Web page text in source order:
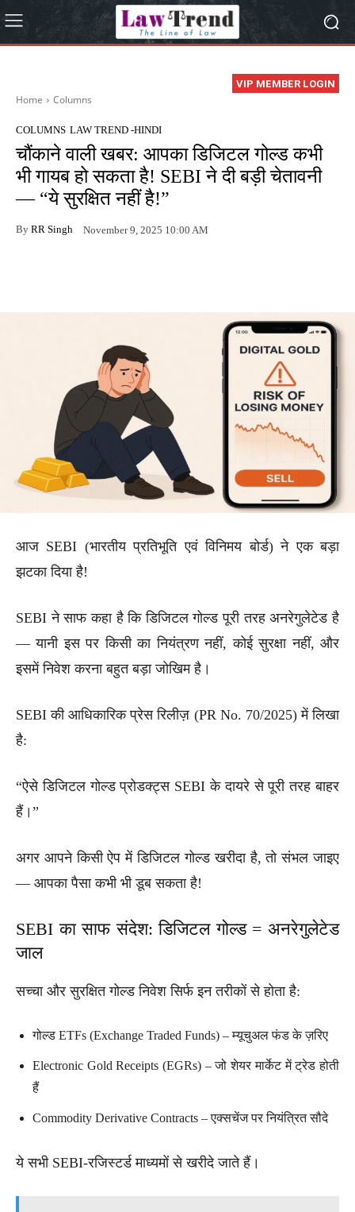
VIP MEMBER LOGIN
Home Columns
COLUMNS LAW TREND -HINDI
चौंकाने वाली खबर: आपका डिजिटल गोल्ड कभी
भी गायब हो सकता है! SEBI ने दी बड़ी चेतावनी
— “ये सुरक्षित नहीं है!”
By RR Singh November 9, 2025 10:00 AM
आज SEBI (भारतीय प्रतिभूति एवं विनिमय बोर्ड) ने एक बड़ा
झटका दिया है!
SEBI ने साफ कहा है कि डिजिटल गोल्ड पूरी तरह अनरेगुलेटेड है
— यानी इस पर किसी का नियंत्रण नहीं, कोई सुरक्षा नहीं, और
इसमें निवेश करना बहुत बड़ा जोखिम है।
SEBI की आधिकारिक प्रेस रिलीज़ (PR No. 70/2025) में लिखा
है:
“ऐसे डिजिटल गोल्ड प्रोडक्ट्स SEBI के दायरे से पूरी तरह बाहर
हैं।”
अगर आपने किसी ऐप में डिजिटल गोल्ड खरीदा है, तो संभल जाइए
— आपका पैसा कभी भी डूब सकता है!
SEBI का साफ संदेश: डिजिटल गोल्ड = अनरेगुलेटेड
जाल
सच्चा और सुरक्षित गोल्ड निवेश सिर्फ इन तरीकों से होता है:
गोल्ड ETFs (Exchange Traded Funds) – म्यूचुअल फंड के ज़रिए
Electronic Gold Receipts (EGRs) – जो शेयर मार्केट में ट्रेड होती
हैं
Commodity Derivative Contracts – एक्सचेंज पर नियंत्रित सौदे
ये सभी SEBI-रजिस्टर्ड माध्यमों से खरीदे जाते हैं।